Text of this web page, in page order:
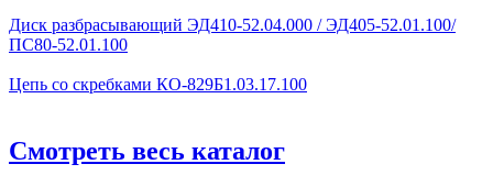
Диск разбрасывающий ЭД410-52.04.000 / ЭД405-52.01.100/
ПС80-52.01.100
Цепь со скребками КО-829Б1.03.17.100
Смотреть весь каталог